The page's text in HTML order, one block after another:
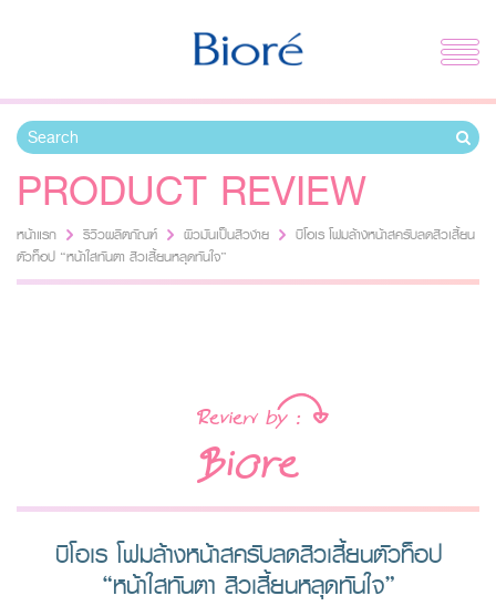
PRODUCT REVIEW
หน้าแรก รีวิวผลิตภัณฑ์ ผิวมันเป็นสิวง่าย
บิโอเร โฟมล้างหน้าสครับลดสิวเสี้ยน
ตัวท็อป “หน้าใสทันตา สิวเสี้ยนหลุดทันใจ”
Review by :
Biore
บิโอเร โฟมล้างหน้าสครับลดสิวเสี้ยนตัวท็อป
“หน้าใสทันตา สิวเสี้ยนหลุดทันใจ”